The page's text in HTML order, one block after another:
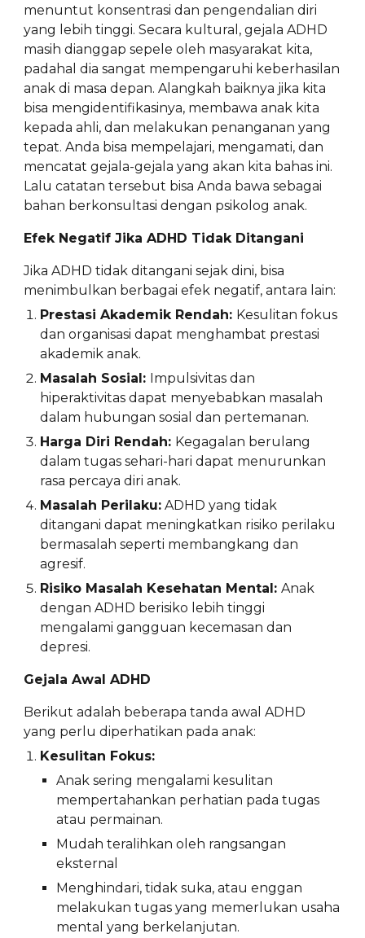
menuntut konsentrasi dan pengendalian diri
yang lebih tinggi. Secara kultural, gejala ADHD
masih dianggap sepele oleh masyarakat kita,
padahal dia sangat mempengaruhi keberhasilan
anak di masa depan. Alangkah baiknya jika kita
bisa mengidentifikasinya, membawa anak kita
kepada ahli, dan melakukan penanganan yang
tepat. Anda bisa mempelajari, mengamati, dan
mencatat gejala-gejala yang akan kita bahas ini.
Lalu catatan tersebut bisa Anda bawa sebagai
bahan berkonsultasi dengan psikolog anak.
Efek Negatif Jika ADHD Tidak Ditangani
Jika ADHD tidak ditangani sejak dini, bisa
menimbulkan berbagai efek negatif, antara lain:
Prestasi Akademik Rendah: Kesulitan fokus
dan organisasi dapat menghambat prestasi
akademik anak.
Masalah Sosial: Impulsivitas dan
hiperaktivitas dapat menyebabkan masalah
dalam hubungan sosial dan pertemanan.
Harga Diri Rendah: Kegagalan berulang
dalam tugas sehari-hari dapat menurunkan
rasa percaya diri anak.
Masalah Perilaku: ADHD yang tidak
ditangani dapat meningkatkan risiko perilaku
bermasalah seperti membangkang dan
agresif.
Risiko Masalah Kesehatan Mental:Anak
dengan ADHD berisiko lebih tinggi
mengalami gangguan kecemasan dan
depresi.
Gejala Awal ADHD
Berikut adalah beberapa tanda awal ADHD
yang perlu diperhatikan pada anak:
Kesulitan Fokus:
Anak sering mengalami kesulitan
mempertahankan perhatian pada tugas
atau permainan.
Mudah teralihkan oleh rangsangan
eksternal
Menghindari, tidak suka, atau enggan
melakukan tugas yang memerlukan usaha
mental yang berkelanjutan.